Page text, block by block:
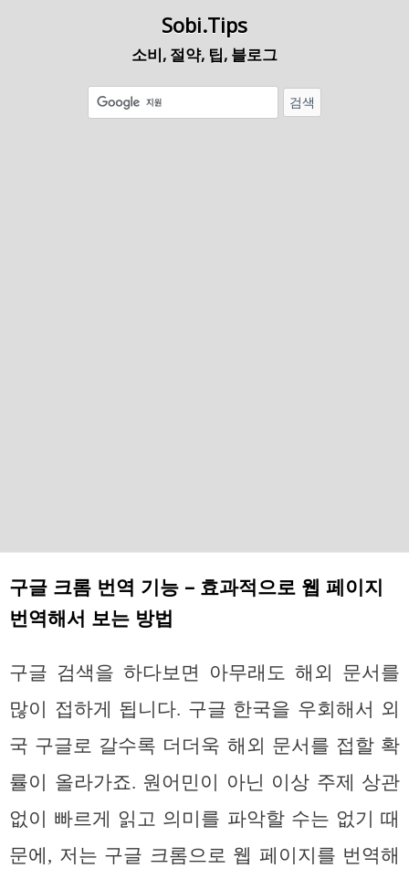
Sobi.Tips
소비, 절약, 팁, 블로그
구글 크롬 번역 기능 – 효과적으로 웹 페이지
번역해서 보는 방법
구글 검색을 하다보면 아무래도 해외 문서를
많이 접하게 됩니다. 구글 한국을 우회해서 외
국 구글로 갈수록 더더욱 해외 문서를 접할 확
률이 올라가죠. 원어민이 아닌 이상 주제 상관
없이 빠르게 읽고 의미를 파악할 수는 없기 때
문에, 저는 구글 크롬으로 웹 페이지를 번역해